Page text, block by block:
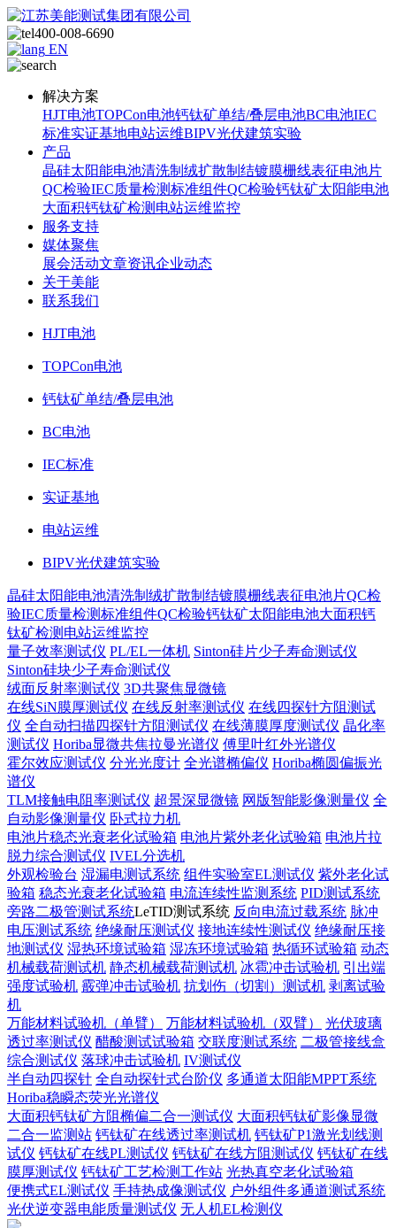
400-008-6690
EN
解决方案
HJT电池TOPCon电池钙钛矿单结/叠层电池BC电池IEC
标准实证基地电站运维BIPV光伏建筑实验
产品
晶硅太阳能电池清洗制绒扩散制结镀膜栅线表征电池片
QC检验IEC质量检测标准组件QC检验钙钛矿太阳能电池
大面积钙钛矿检测 电站运维监控
服务支持
媒体聚焦
展会活动文章资讯企业动态
关于美能
联系我们
HJT电池
TOPCon电池
钙钛矿单结/叠层电池
BC电池
IEC标准
实证基地
电站运维
BIPV光伏建筑实验
晶硅太阳能电池清洗制绒扩散制结镀膜栅线表征电池片QC检
验IEC质量检测标准组件QC检验钙钛矿太阳能电池大面积钙
钛矿检测 电站运维监控
量子效率测试仪 PL/EL一体机 Sinton硅片少子寿命测试仪
Sinton硅块少子寿命测试仪
绒面反射率测试仪 3D共聚焦显微镜
在线SiN膜厚测试仪 在线反射率测试仪 在线四探针方阻测试
仪 全自动扫描四探针方阻测试仪 在线薄膜厚度测试仪 晶化率
测试仪 Horiba显微共焦拉曼光谱仪 傅里叶红外光谱仪
霍尔效应测试仪 分光光度计 全光谱椭偏仪 Horiba椭圆偏振光
谱仪
TLM接触电阻率测试仪 超景深显微镜 网版智能影像测量仪 全
自动影像测量仪 卧式拉力机
电池片稳态光衰老化试验箱 电池片紫外老化试验箱 电池片拉
脱力综合测试仪 IVEL分选机
外观检验台 湿漏电测试系统 组件实验室EL测试仪 紫外老化试
验箱 稳态光衰老化试验箱 电流连续性监测系统 PID测试系统
旁路二极管测试系统LeTID测试系统 反向电流过载系统 脉冲
电压测试系统 绝缘耐压测试仪 接地连续性测试仪 绝缘耐压接
地测试仪 湿热环境试验箱 湿冻环境试验箱 热循环试验箱 动态
机械载荷测试机 静态机械载荷测试机 冰雹冲击试验机 引出端
强度试验机 霰弹冲击试验机 抗划伤（切割）测试机 剥离试验
机
万能材料试验机（单臂）
万能材料试验机（双臂）
光伏玻璃
透过率测试仪 醋酸测试试验箱 交联度测试系统 二极管接线盒
综合测试仪 落球冲击试验机 IV测试仪
半自动四探针 全自动探针式台阶仪 多通道太阳能MPPT系统
Horiba稳瞬态荧光光谱仪
大面积钙钛矿方阻椭偏二合一测试仪 大面积钙钛矿影像显微
二合一监测站 钙钛矿在线透过率测试机 钙钛矿P1激光划线测
试仪 钙钛矿在线PL测试仪 钙钛矿在线方阻测试仪 钙钛矿在线
膜厚测试仪 钙钛矿工艺检测工作站 光热真空老化试验箱
便携式EL测试仪 手持热成像测试仪 户外组件多通道测试系统
光伏逆变器电能质量测试仪 无人机EL检测仪